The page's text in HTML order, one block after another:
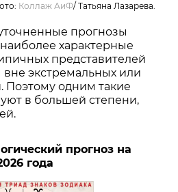
Коллаж АиФ/Татьяна Лазарева.
прогнозы
характерные
представителей
экстремальных или
Поэтому одним такие
в большей степени,
прогноз на
года